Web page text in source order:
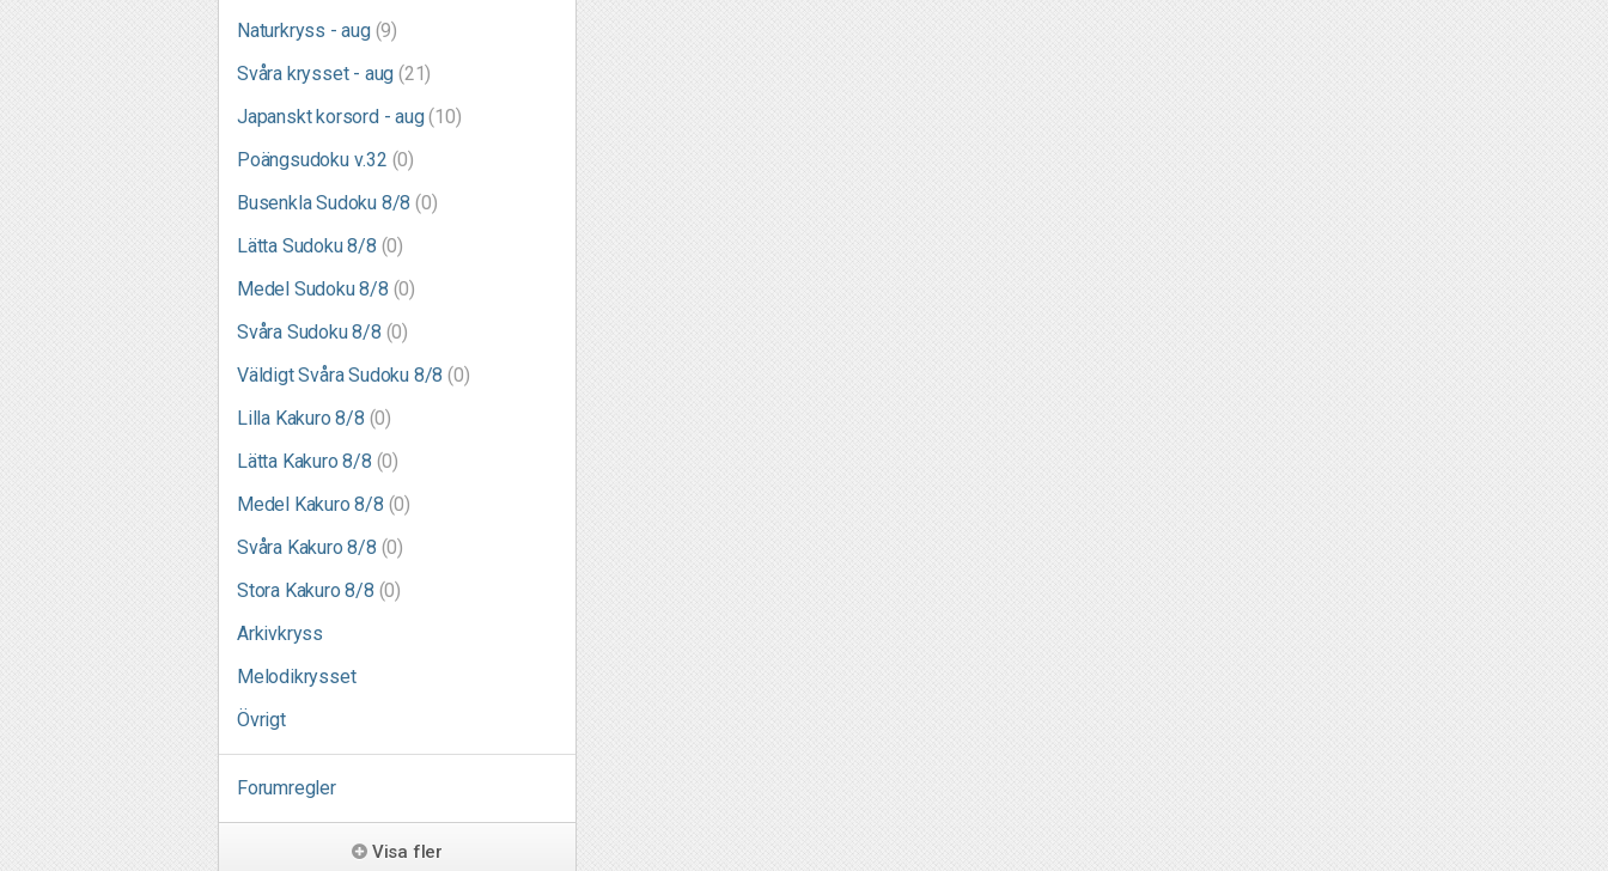
Naturkryss - aug (9)
Svåra krysset - aug(21)
Japanskt korsord - aug(10)
Poängsudoku v.32 (0)
Busenkla Sudoku 8/8(0)
Lätta Sudoku 8/8 (0)
Medel Sudoku 8/8 (0)
Svåra Sudoku 8/8 (0)
Väldigt Svåra Sudoku 8/8(0)
Lilla Kakuro 8/8 (0)
Lätta Kakuro 8/8 (0)
Medel Kakuro 8/8 (0)
Svåra Kakuro 8/8 (0)
Stora Kakuro 8/8 (0)
Arkivkryss
Melodikrysset
Övrigt
Forumregler
Visa fler